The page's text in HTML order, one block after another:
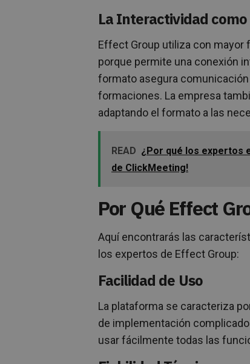
La Interactividad
Effect Group utiliza con mayor
porque permite una conexión
formato asegura
formaciones. La empresa
adaptando el formato a las
READ ¿Por qué los expertos
de ClickMeeting!
Por Qué Effect
Aquí encontrarás las
los expertos de Effect Group:
Facilidad de Uso
La plataforma se caracteriza
de implementación
usar fácilmente todas las